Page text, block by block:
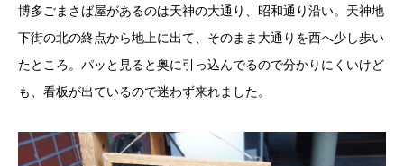
博多ごまさば屋があるのは天神の大通り、昭和通り沿い。天神地
下街の北の終点から地上に出て、そのまま大通りを西へ少し歩い
たところ。パッと見ると奥に引っ込んでるので分かりにくいけど
も、看板が出ているので迷わず来れました。